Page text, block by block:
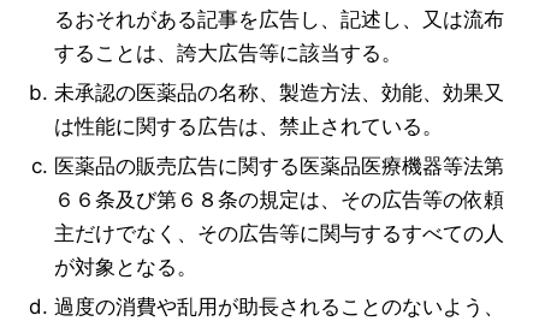
るおそれがある記事を広告し、記述し、又は流布
することは、誇大広告等に該当する。
未承認の医薬品の名称、製造方法、効能、効果又
は性能に関する広告は、禁止されている。
医薬品の販売広告に関する医薬品医療機器等法第
６６条及び第６８条の規定は、その広告等の依頼
主だけでなく、その広告等に関与するすべての人
が対象となる。
過度の消費や乱用が助長されることのないよう、